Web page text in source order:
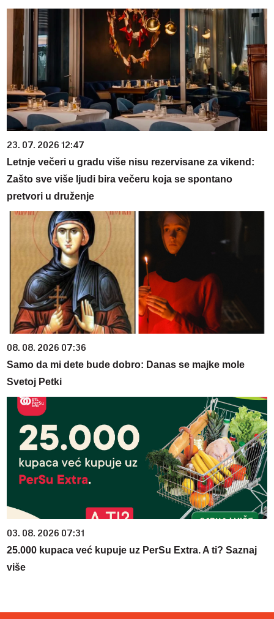
23. 07. 2026 12:47
Letnje večeri u gradu više nisu rezervisane za vikend:
Zašto sve više ljudi bira večeru koja se spontano
pretvori u druženje
08. 08. 2026 07:36
Samo da mi dete bude dobro: Danas se majke mole
Svetoj Petki
03. 08. 2026 07:31
25.000 kupaca već kupuje uz PerSu Extra. A ti? Saznaj
više